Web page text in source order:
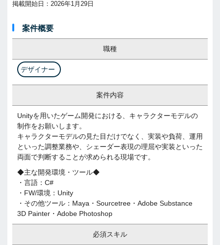
掲載開始日：2026年1月29日
案件概要
職種
デザイナー
案件内容
Unityを用いたゲーム開発における、キャラクターモデルの
制作をお願いします。
キャラクターモデルの見た目だけでなく、実装や負荷、運用
といった調整業務や、シェーダー表現の理屈や実装といった
両面で判断することが求められる現場です。
◆主な開発環境・ツール◆
・言語：C#
・FW/環境：Unity
・その他ツール：Maya・Sourcetree・Adobe Substance
3D Painter・Adobe Photoshop
必須スキル